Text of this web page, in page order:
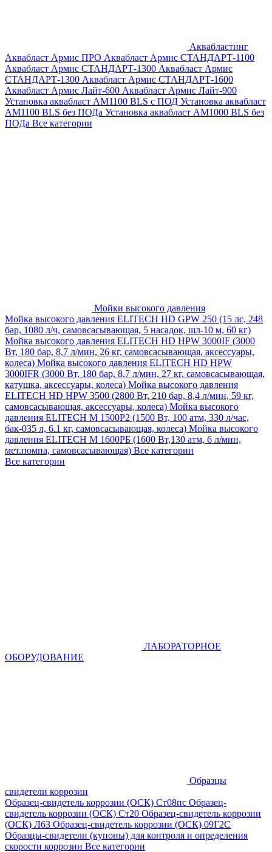
Аквабластинг
Аквабласт Армис ПРО Аквабласт Армис СТАНДАРТ-1100
Аквабласт Армис СТАНДАРТ-1300 Аквабласт Армис
СТАНДАРТ-1300 Аквабласт Армис СТАНДАРТ-1600
Аквабласт Армис Лайт-600 Аквабласт Армис Лайт-900
Установка аквабласт AM1100 BLS с ПОД Установка аквабласт
AM1100 BLS без ПОДа Установка аквабласт AM1000 BLS без
ПОДа Все категории
Мойки высокого давления
Мойка высокого давления ELITECH HD GPW 250 (15 лс, 248
бар, 1080 л/ч, самовсасывающая, 5 насадок, шл-10 м, 60 кг)
Мойка высокого давления ELITECH HD HPW 3000IF (3000
Вт, 180 бар, 8,7 л/мин, 26 кг, самовсасывающая, аксессуары,
колеса) Мойка высокого давления ELITECH HD HPW
3000IFR (3000 Вт, 180 бар, 8,7 л/мин, 27 кг, самовсасывающая,
катушка, аксессуары, колеса) Мойка высокого давления
ELITECH HD HPW 3500 (2800 Вт, 210 бар, 8,4 л/мин, 59 кг,
самовсасывающая, аксессуары, колеса) Мойка высокого
давления ELITECH M 1500P2 (1500 Вт, 100 атм, 330 л/час,
бак-035 л, 6.1 кг, самовсасывающая, колеса) Мойка высокого
давления ELITECH М 1600РБ (1600 Вт,130 атм, 6 л/мин,
мет.помпа, самовсасывающая) Все категории
Все категории
ЛАБОРАТОРНОЕ
ОБОРУДОВАНИЕ
Образцы
свидетели коррозии
Образец-свидетель коррозии (ОСК) Ст08пс Образец-
свидетель коррозии (ОСК) Ст20 Образец-свидетель коррозии
(ОСК) Л63 Образец-свидетель коррозии (ОСК) 09Г2С
Образцы-свидетели (купоны) для контроля и определения
скорости коррозии Все категории